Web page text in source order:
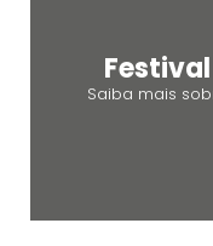
Saiba mais